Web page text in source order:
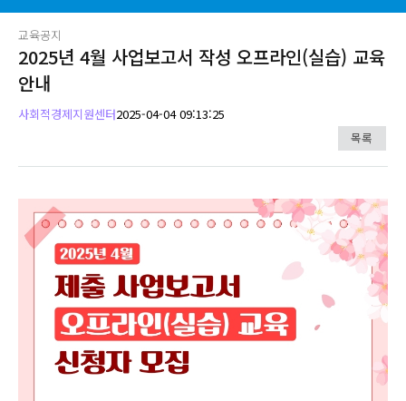
교육공지
2025년 4월 사업보고서 작성 오프라인(실습) 교육
안내
사회적경제지원센터2025-04-04 09:13:25
목록